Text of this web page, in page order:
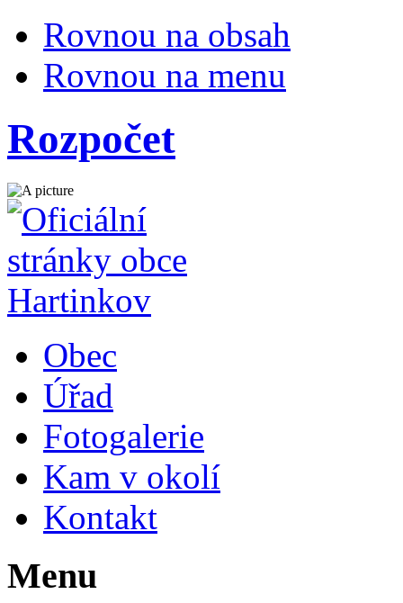
Rovnou na obsah
Rovnou na menu
Rozpočet
Obec
Úřad
Fotogalerie
Kam v okolí
Kontakt
Menu